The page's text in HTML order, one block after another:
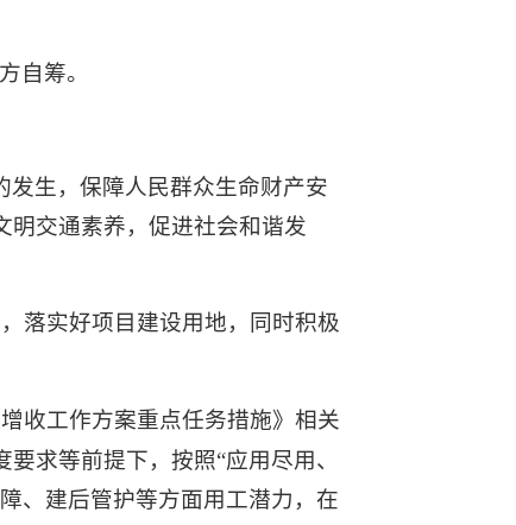
自筹。
生，保障人民群众生命财产安
明交通素养，促进社会和谐发
落实好项目建设用地，同时积极
收工作方案重点任务措施》相关
求等前提下，按照“应用尽用、
、建后管护等方面用工潜力，在